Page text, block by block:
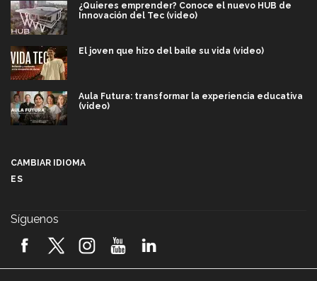
¿Quieres emprender? Conoce el nuevo HUB de
Innovación del Tec (video)
El joven que hizo del baile su vida (video)
Aula Futura: transformar la experiencia educativa
(video)
2026! (video)
CAMBIAR IDIOMA
ES
Síguenos